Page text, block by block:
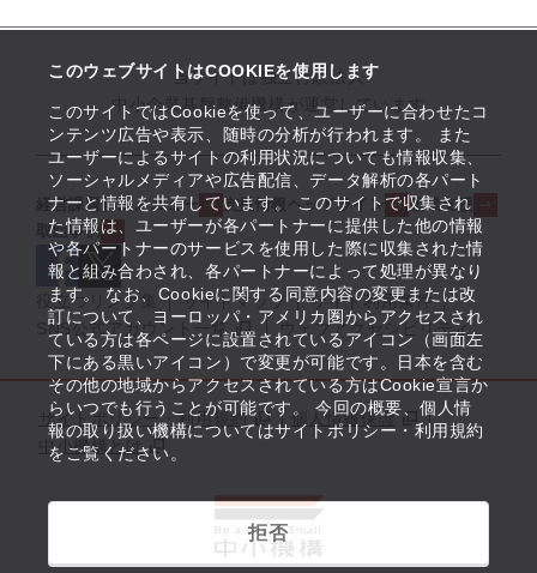
このウェブサイトはCOOKIEを使用します
このサイトではCookieを使って、ユーザーに合わせたコ
ンテンツ広告や表示、随時の分析が行われます。 また
ユーザーによるサイトの利用状況についても情報収集、
ソーシャルメディアや広告配信、データ解析の各パート
ナーと情報を共有しています。 このサイトで収集され
た情報は、ユーザーが各パートナーに提供した他の情報
や各パートナーのサービスを使用した際に収集された情
報と組み合わされ、各パートナーによって処理が異なり
ます。 なお、Cookieに関する同意内容の変更または改
訂について、ヨーロッパ・アメリカ圏からアクセスされ
ている方は各ページに設置されているアイコン（画面左
下にある黒いアイコン）で変更が可能です。日本を含む
その他の地域からアクセスされている方はCookie宣言か
らいつでも行うことが可能です。 今回の概要、個人情
報の取り扱い機構についてはサイトポリシー・利用規約
をご覧ください。
拒否
当サイトは独立行政法人
中小企業基盤整備機構が運営しています
経営課題解決メニュー 支援情報ヘッドライン
起業支援
取組事例
役立つリンク集 サイトマップ
サイト利用条件
SNS公式アカウント一覧
ウェブアクセシビリティ
サイトポリシー・利用規約
個人情報保護
中小機構とは